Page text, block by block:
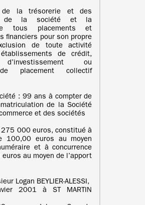
la trésorerie et des
de la société et la
tous placements et
financiers pour son propre
de toute activité
de crédit,
ou
placement collectif
: 99 ans à compter de
de la Société
et des sociétés
000 euros, constitué à
100,00 euros au moyen
et à concurrence
au moyen de l’apport
Logan BEYLIER-ALESSI,
2001 à ST MARTIN